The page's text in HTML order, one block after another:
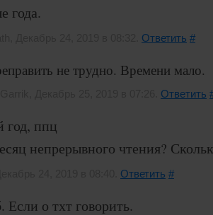
года.
Ответить #
не трудно. Времени мало.
Ответить
год, ппц
непрерывного чтения?
Ответить #
Если о тхт говорить.